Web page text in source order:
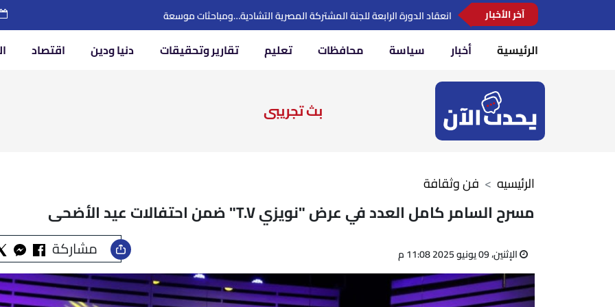
آخر الأخبار وزير التعليم يشارك في مؤتمر رؤساء الجامعات العالمي للسلام
الرئيسية أخبار سياسة محافظات تعليم تقارير وتحقيقات دنيا ودين اقتصاد
بث تجريبى
فن وثقافة الرئيسيه
مسرح السامر كامل العدد في عرض "نويزي T.V" ضمن احتفالات عيد الأضحى
الإثنين، 09 يونيو 2025 11:08 م مشاركة